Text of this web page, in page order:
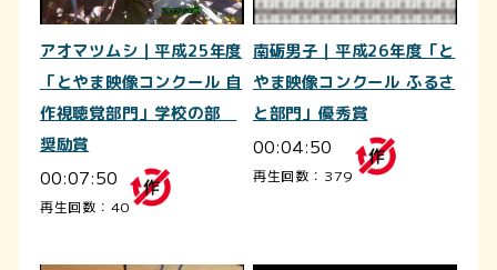
アオマツムシ｜平成25年度
「とやま映像コンクール 自
作視聴覚部門」学校の部
奨励賞
00:07:50
再生回数：40
南砺男子｜平成26年度「と
やま映像コンクール ふるさ
と部門」優秀賞
00:04:50
再生回数：379